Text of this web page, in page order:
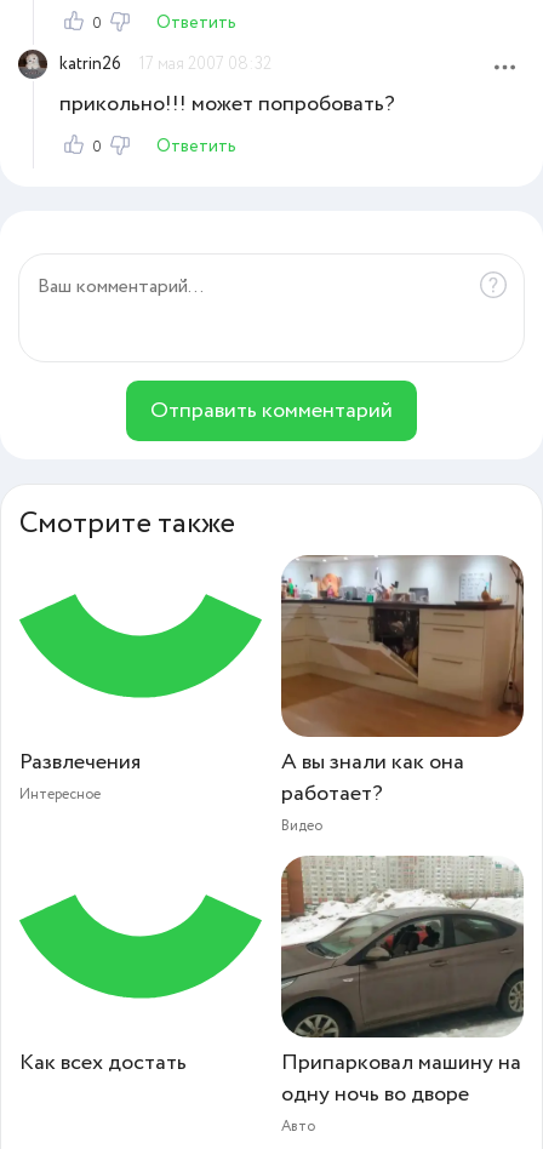
0
Ответить
katrin26
17 мая 2007 08:32
прикольно!!! может попробовать?
0 Ответить
Отправить комментарий
Смотрите также
Развлечения
Интересное
А вы знали как она
работает?
Видео
Как всех достать
Припарковал машину на
одну ночь во дворе
Авто